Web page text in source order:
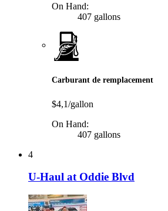
On Hand:
407 gallons
Carburant de remplacement
$4,1/gallon
On Hand:
407 gallons
4
U-Haul at Oddie Blvd